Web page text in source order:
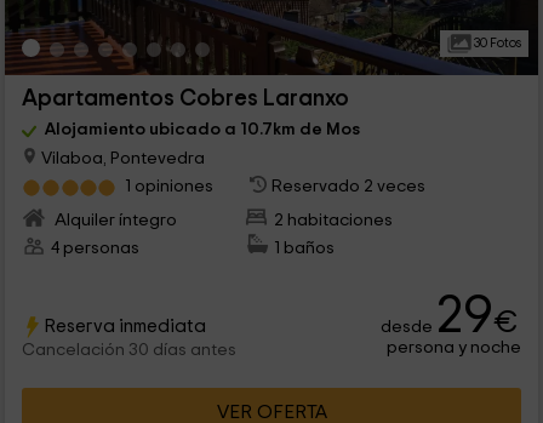
30 Fotos
Apartamentos Cobres Laranxo
Alojamiento ubicado a 10.7km de Mos
Vilaboa, Pontevedra
1 opiniones
Reservado 2 veces
Alquiler íntegro
2 habitaciones
4 personas
1 baños
Reserva inmediata
Cancelación 30 días antes
desde 29€
persona y noche
VER OFERTA